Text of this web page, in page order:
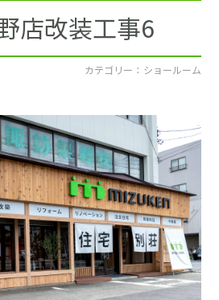
店改装工事6
カテゴリー ： ショールーム